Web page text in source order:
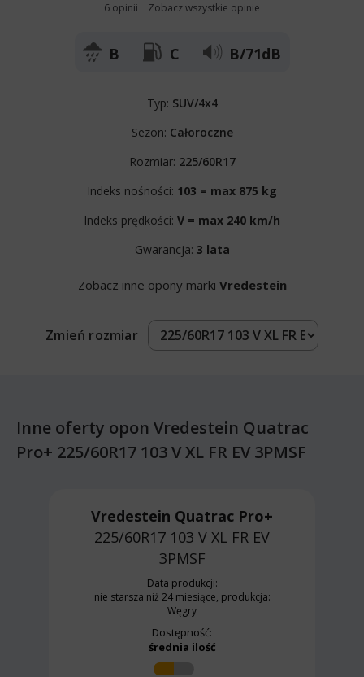
6 opinii Zobacz wszystkie opinie
B C B/71dB
Typ: SUV/4x4
Sezon: Całoroczne
Rozmiar: 225/60R17
Indeks nośności: 103 = max 875 kg
Indeks prędkości: V = max 240 km/h
Gwarancja: 3 lata
Zobacz inne opony marki Vredestein
Zmień rozmiar
Inne oferty opon Vredestein Quatrac
Pro+ 225/60R17 103 V XL FR EV 3PMSF
Vredestein Quatrac Pro+
225/60R17 103 V XL FR EV
3PMSF
Data produkcji:
nie starsza niż 24 miesiące, produkcja:
Węgry
Dostępność:
średnia ilość